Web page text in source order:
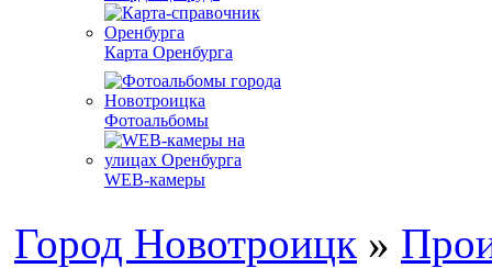
Карта Оренбурга
Фотоальбомы
WEB-камеры
Город Новотроицк »